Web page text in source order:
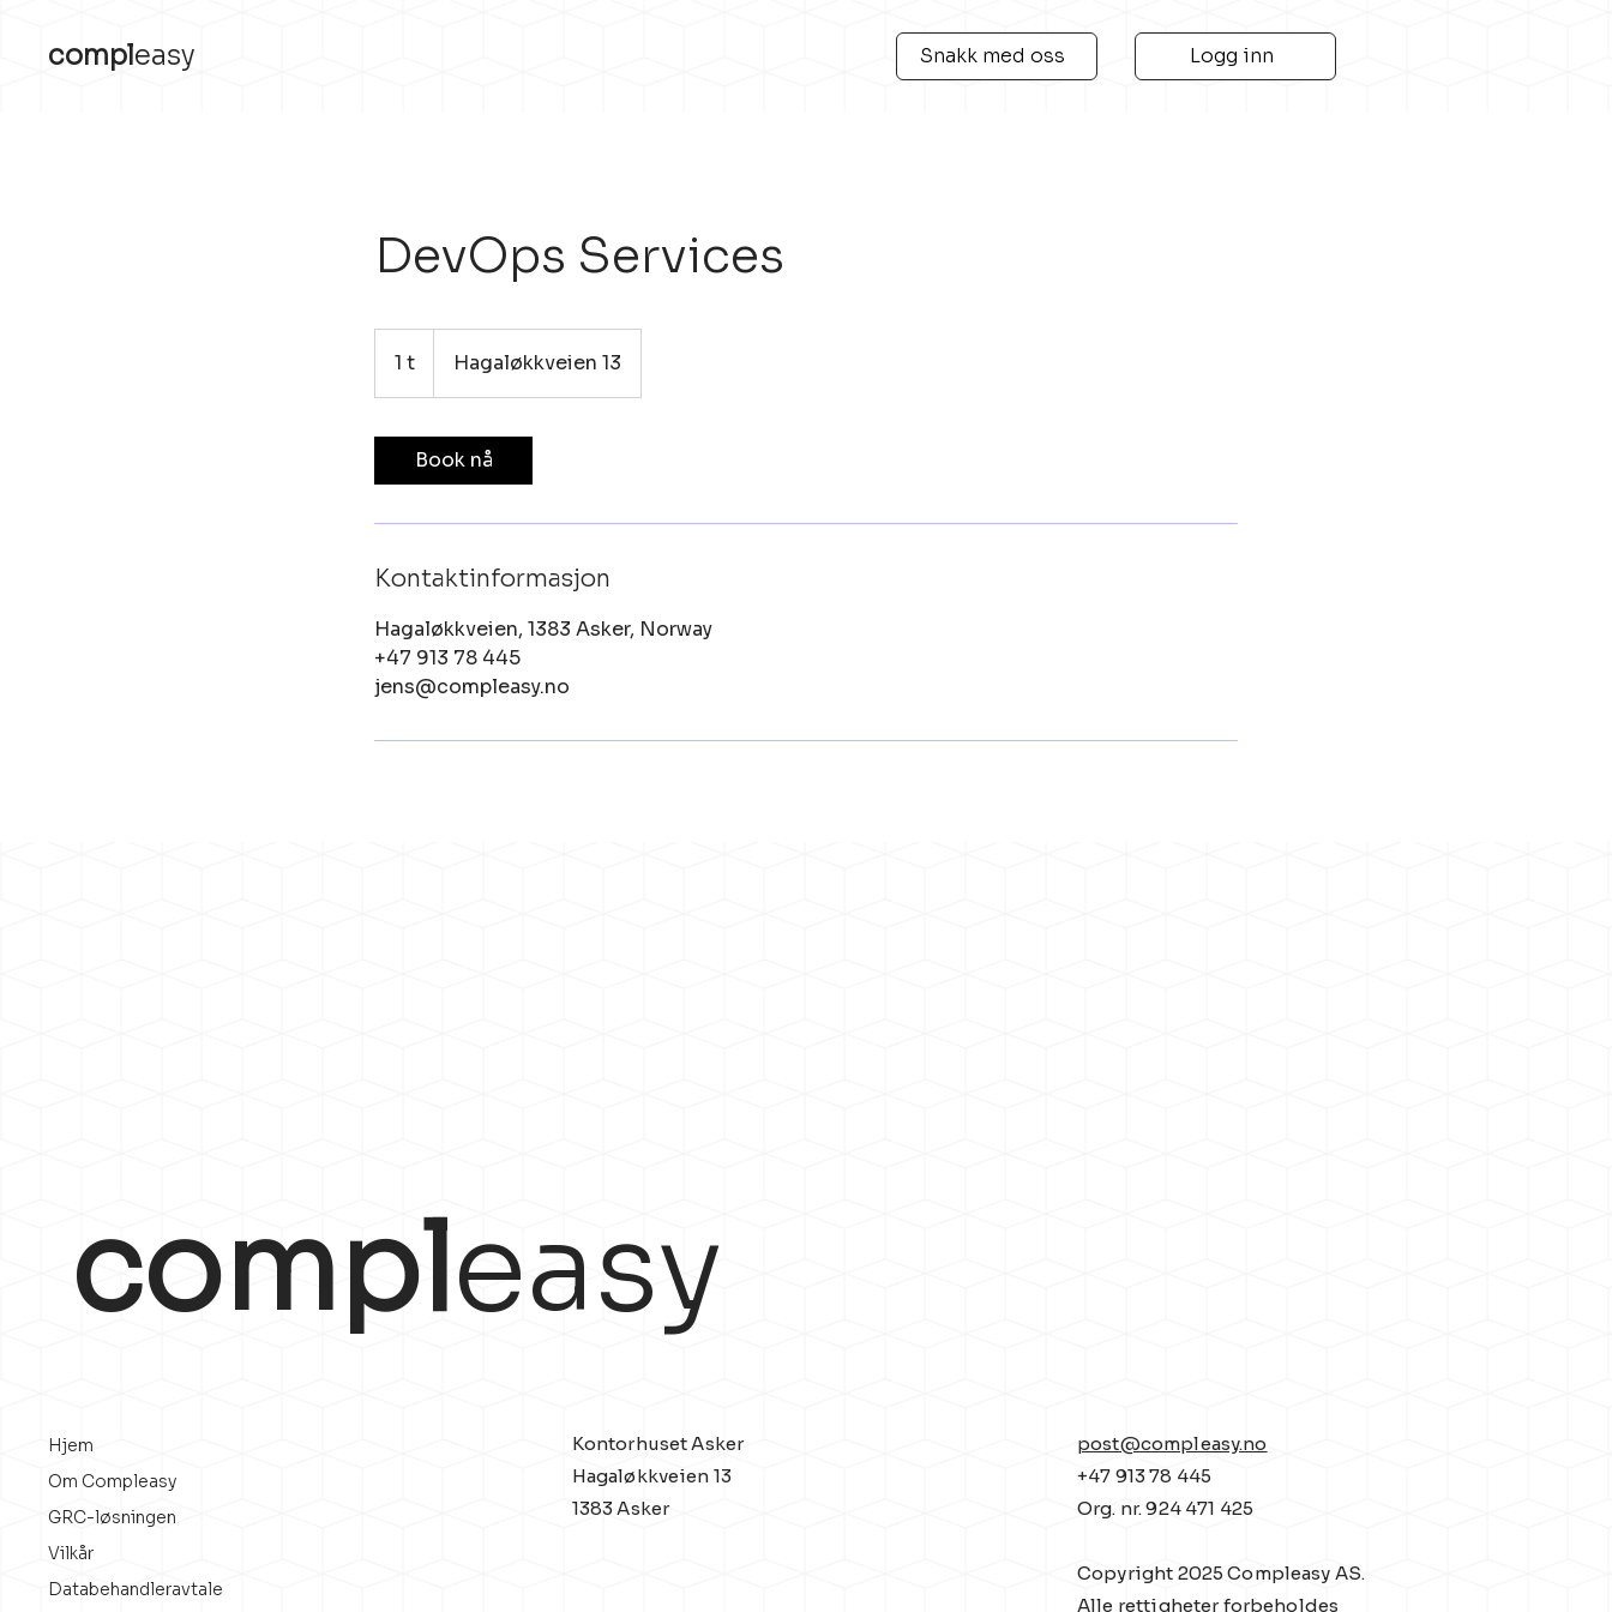
compleasy Snakk med oss Logg inn
DevOps Services
1 t Hagaløkkveien 13
Book nå
Kontaktinformasjon
Hagaløkkveien, 1383 Asker, Norway
+47 913 78 445
jens@compleasy.no
compleasy
Hjem
Om Compleasy
GRC-løsningen
Vilkår
Databehandleravtale
Kontorhuset Asker
Hagaløkkveien 13
1383 Asker
post@compleasy.no
+47 913 78 445
Org. nr. 924 471 425
Copyright 2025 Compleasy AS.
Alle rettigheter forbeholdes